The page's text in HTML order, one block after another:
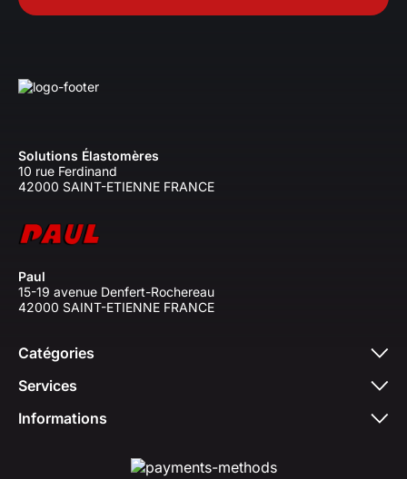
Solutions Élastomères
10 rue Ferdinand
42000 SAINT-ETIENNE FRANCE
Paul
15-19 avenue Denfert-Rochereau
42000 SAINT-ETIENNE FRANCE
Catégories
Services
Informations